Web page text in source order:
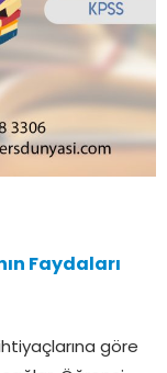
Faydaları
göre